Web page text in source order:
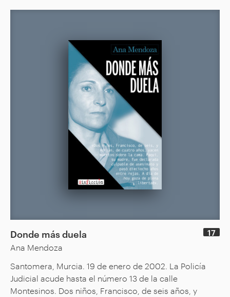
Donde más duela
Ana Mendoza
17
Santomera, Murcia. 19 de enero de 2002. La Policía
Judicial acude hasta el número 13 de la calle
Montesinos. Dos niños, Francisco, de seis años, y